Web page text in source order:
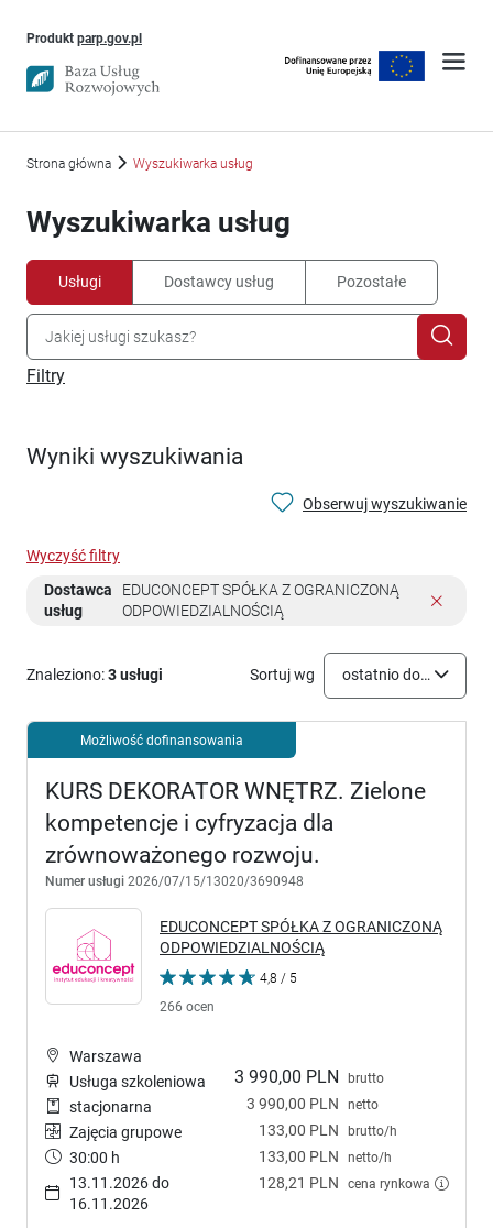
Produkt parp.gov.plUwaga, link otworzy się w nowym oknie
Strona główna Wyszukiwarka usług
Wyszukiwarka usług
Usługi Dostawcy usług Pozostałe
Filtry
Wyniki wyszukiwania
Obserwuj wyszukiwanie
Wyczyść filtry
Dostawca
usług
EDUCONCEPT SPÓŁKA Z OGRANICZONĄ
ODPOWIEDZIALNOŚCIĄ
Znaleziono:3 usługi Sortuj wg ostatnio dodane
Możliwość dofinansowania
KURS DEKORATOR WNĘTRZ. Zielone
kompetencje i cyfryzacja dla
zrównoważonego rozwoju.
Numer usługi 2026/07/15/13020/3690948
EDUCONCEPT SPÓŁKA Z OGRANICZONĄ
ODPOWIEDZIALNOŚCIĄ
4,8 / 5
266 ocen
3 990,00 PLN brutto
3 990,00 PLN netto
133,00 PLN brutto/h
133,00 PLN netto/h
128,21 PLN cena rynkowa
Warszawa
Usługa szkoleniowa
stacjonarna
Zajęcia grupowe
30:00 h
13.11.2026 do
16.11.2026